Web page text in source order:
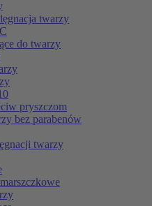
twarzy
do twarzy
pryszczom
bez parabenów
twarzy